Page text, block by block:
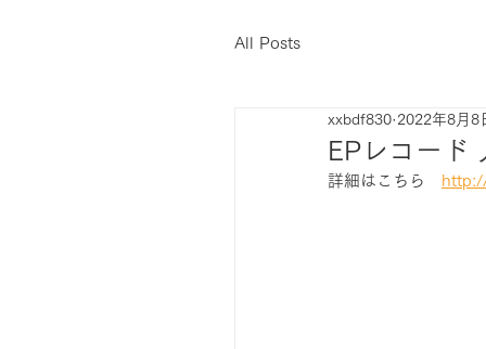
All Posts
EPレコード
xxbdf830 2022年8月8
詳細はこちら